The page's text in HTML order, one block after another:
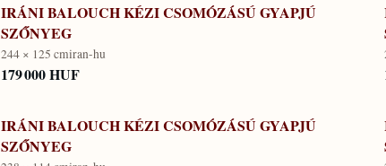
IRÁNI BALOUCH KÉZI CSOMÓZÁSÚ GYAPJÚ
SZŐNYEG
244 × 125 cmiran-hu
179 000 HUF
IRÁNI BALOUCH KÉZI CSOMÓZÁSÚ GYAPJÚ
SZŐNYEG